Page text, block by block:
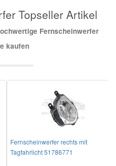
Topseller Artikel
Fernscheinwerfer
kaufen
Fernscheinwerfer rechts mit
Tagfahrlicht 51786771